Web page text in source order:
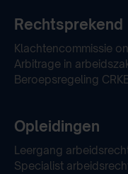
Rechtsprekend
Klachtencommissie
Arbitrage in
Beroepsregeling
Opleidingen
Leergang
Specialist